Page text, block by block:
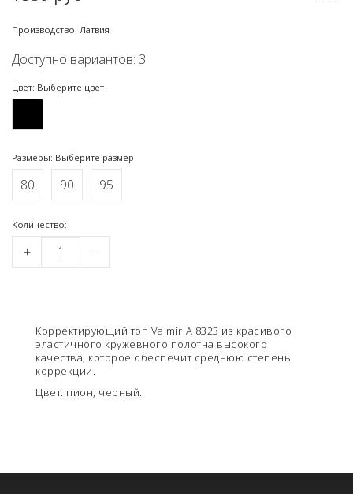
Производство: Латвия
Доступно вариантов: 3
Цвет: Выберите цвет
Размеры: Выберите размер
80 90 95
Kоличество:
+ -
Корректирующий топ Valmir.A 8323 из красивого
эластичного кружевного полотна высокого
качества, которое обеспечит среднюю степень
коррекции.
Цвет: пион, черный.